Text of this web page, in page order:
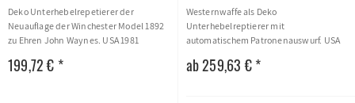
Deko Unterhebelrepetierer der
Neuauflage der Winchester Model 1892
zu Ehren John Waynes. USA 1981
199,72 € *
Westernwaffe als Deko
Unterhebelreptierer mit
automatischem Patronenauswurf. USA
ab 259,63 € *